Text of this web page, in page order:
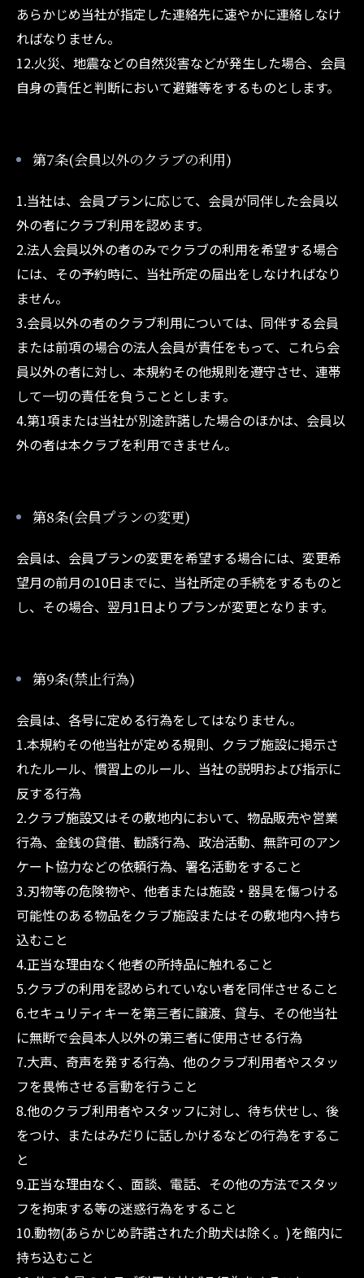
あらかじめ当社が指定した連絡先に速やかに連絡しなけ
ればなりません。
12.火災、地震などの自然災害などが発生した場合、会員
自身の責任と判断において避難等をするものとします。
第7条(会員以外のクラブの利用)
1.当社は、会員プランに応じて、会員が同伴した会員以
外の者にクラブ利用を認めます。
2.法人会員以外の者のみでクラブの利用を希望する場合
には、その予約時に、当社所定の届出をしなければなり
ません。
3.会員以外の者のクラブ利用については、同伴する会員
または前項の場合の法人会員が責任をもって、これら会
員以外の者に対し、本規約その他規則を遵守させ、連帯
して一切の責任を負うこととします。
4.第1項または当社が別途許諾した場合のほかは、会員以
外の者は本クラブを利用できません。
第8条(会員プランの変更)
会員は、会員プランの変更を希望する場合には、変更希
望月の前月の10日までに、当社所定の手続をするものと
し、その場合、翌月1日よりプランが変更となります。
第9条(禁止行為)
会員は、各号に定める行為をしてはなりません。
1.本規約その他当社が定める規則、クラブ施設に掲示さ
れたルール、慣習上のルール、当社の説明および指示に
反する行為
2.クラブ施設又はその敷地内において、物品販売や営業
行為、金銭の貸借、勧誘行為、政治活動、無許可のアン
ケート協力などの依頼行為、署名活動をすること
3.刃物等の危険物や、他者または施設・器具を傷つける
可能性のある物品をクラブ施設またはその敷地内へ持ち
込むこと
4.正当な理由なく他者の所持品に触れること
5.クラブの利用を認められていない者を同伴させること
6.セキュリティキーを第三者に譲渡、貸与、その他当社
に無断で会員本人以外の第三者に使用させる行為
7.大声、奇声を発する行為、他のクラブ利用者やスタッ
フを畏怖させる言動を行うこと
8.他のクラブ利用者やスタッフに対し、待ち伏せし、後
をつけ、またはみだりに話しかけるなどの行為をするこ
と
9.正当な理由なく、面談、電話、その他の方法でスタッ
フを拘束する等の迷惑行為をすること
10.動物(あらかじめ許諾された介助犬は除く。)を館内に
持ち込むこと